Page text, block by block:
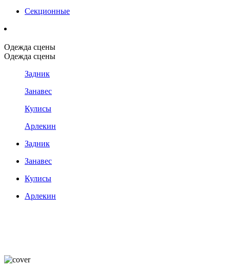
Секционные
Одежда сцены
Одежда сцены
Задник
Занавес
Кулисы
Арлекин
Задник
Занавес
Кулисы
Арлекин